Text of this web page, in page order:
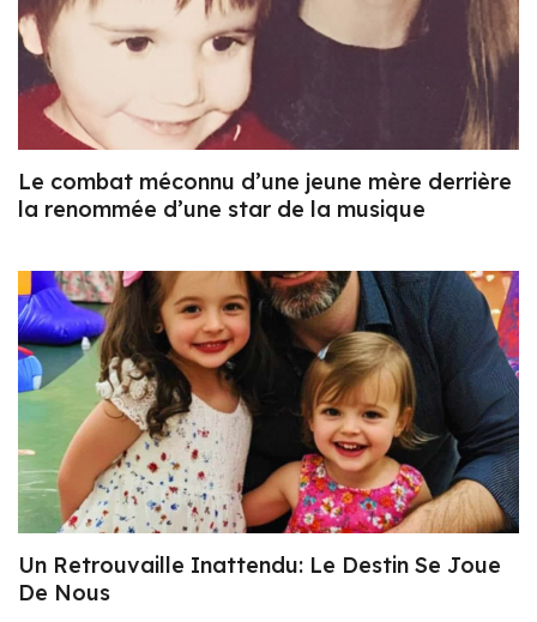
Le combat méconnu d’une jeune mère derrière
la renommée d’une star de la musique
Un Retrouvaille Inattendu: Le Destin Se Joue
De Nous